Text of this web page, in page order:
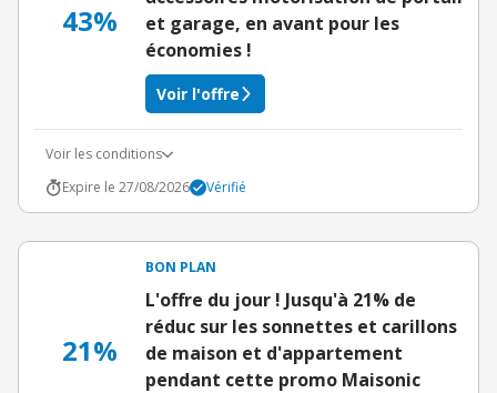
43%
et garage, en avant pour les
économies !
Voir l'offre
Voir les conditions
Expire le 27/08/2026
Vérifié
21%
BON PLAN
L'offre du jour ! Jusqu'à 21% de
réduc sur les sonnettes et carillons
de maison et d'appartement
pendant cette promo Maisonic